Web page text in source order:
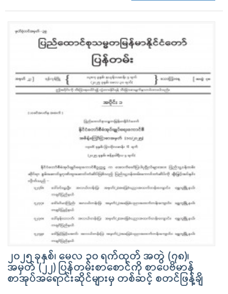
၂၀၂၅ ခုနှစ်၊ မေလ ၃၀ ရက်ထုတ် အတွဲ (၇၈)၊
အမှတ် (၂၂) ပြန်တမ်းစာစောင်ကို စာပေဗိမာန်
စာအုပ်အရောင်းဆိုင်များမှ တစ်ဆင့် စတင်ဖြန့်ချိ